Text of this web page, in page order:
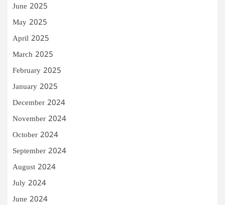
June 2025
May 2025
April 2025
March 2025
February 2025
January 2025
December 2024
November 2024
October 2024
September 2024
August 2024
July 2024
June 2024